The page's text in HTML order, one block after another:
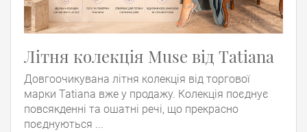
Літня колекція Muse від Tatiana
Довгоочикувана літня колекція від торгової
марки Tatiana вже у продажу. Колекція поєднує
повсякденні та ошатні речі, що прекрасно
поєднуються ...